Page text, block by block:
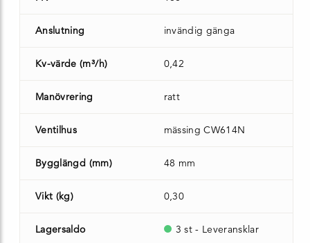
Anslutning invändig gänga
Kv-värde (m³/h) 0,42
Manövrering ratt
Ventilhus mässing CW614N
Bygglängd (mm) 48 mm
Vikt (kg) 0,30
Lagersaldo 3 st - Leveransklar